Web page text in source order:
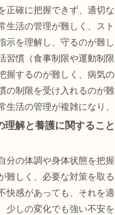
正確に把握できず、適切
生活の管理が難しく、ス
示を理解し、守るのが難
習慣（食事制限や運動制
握するのが難しく、病気
の制限を受け入れるのが
生活の管理が複雑になり
理解と養護に関すること
分の体調や身体状態を把
難しく、必要な対策を取
快感があっても、それを
少しの変化でも強い不安